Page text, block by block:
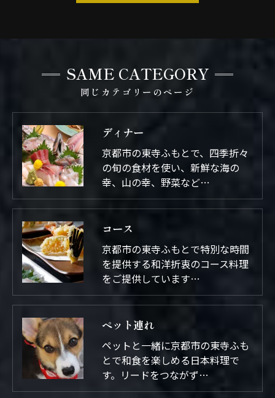
同じカテゴリーのページ
SAME CATEGORY
ディナー
京都市の東寺ふもとで、四季折々
の旬の食材を使い、新鮮な海の
幸、山の幸、野菜など…
コース
京都市の東寺ふもとで特別な時間
を提供する和洋折衷のコース料理
をご提供しています…
ペット連れ
ペットと一緒に京都市の東寺ふも
とで和食を楽しめる日本料理で
す。リードをつながず…